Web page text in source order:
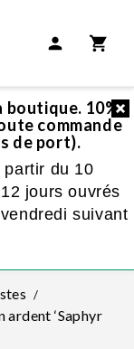
boutique. 10%
commande
de port).
partir du 10
jours ouvrés
suivant
ardent ‘Saphyr